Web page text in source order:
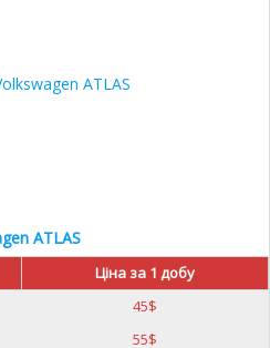
ATLAS
Ціна за 1 добу
45$
55$